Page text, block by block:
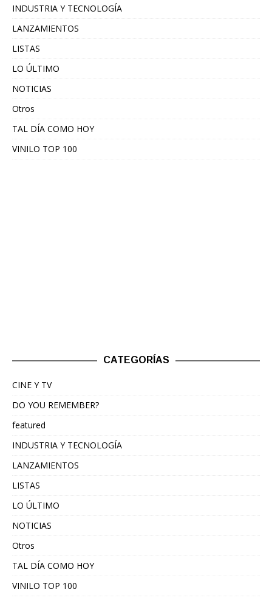
INDUSTRIA Y TECNOLOGÍA
LANZAMIENTOS
LISTAS
LO ÚLTIMO
NOTICIAS
Otros
TAL DÍA COMO HOY
VINILO TOP 100
CATEGORÍAS
CINE Y TV
DO YOU REMEMBER?
featured
INDUSTRIA Y TECNOLOGÍA
LANZAMIENTOS
LISTAS
LO ÚLTIMO
NOTICIAS
Otros
TAL DÍA COMO HOY
VINILO TOP 100